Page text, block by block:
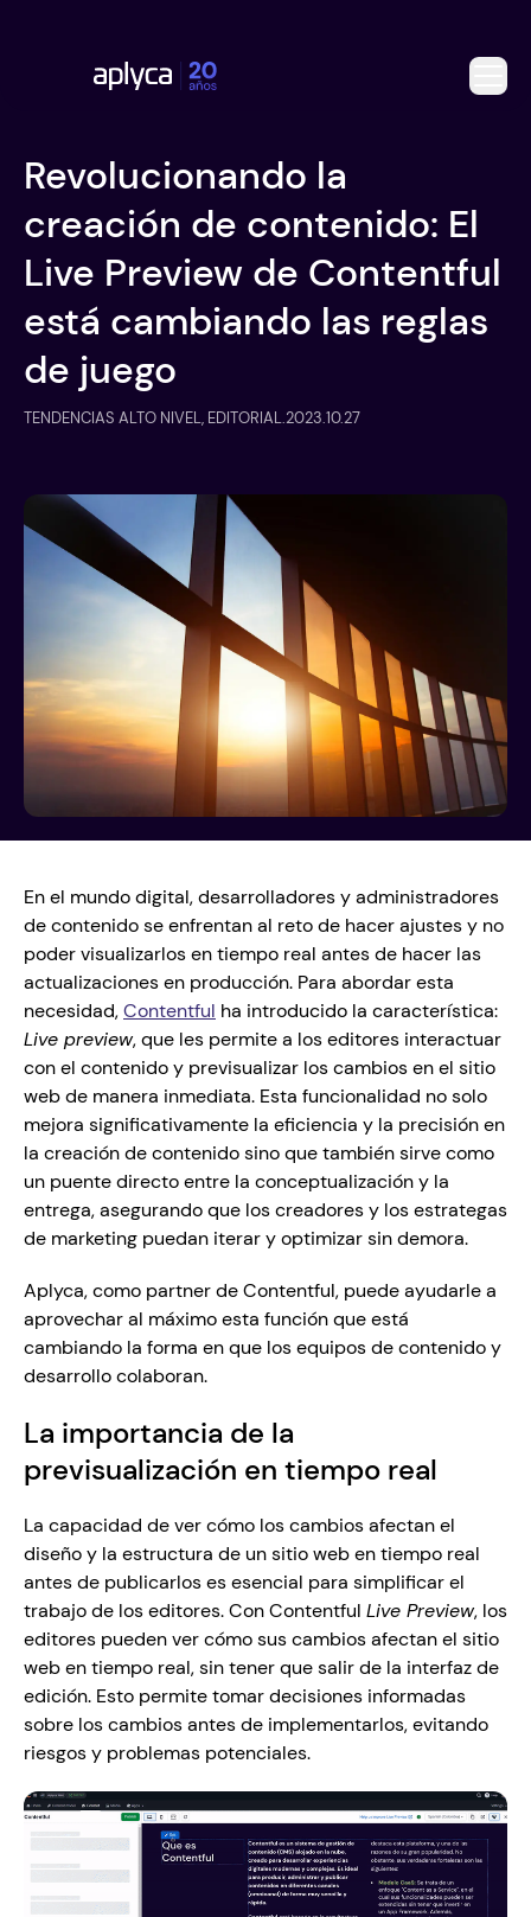
Revolucionando la
creación de contenido: El
Live Preview de Contentful
está cambiando las reglas
de juego
TENDENCIAS ALTO NIVEL, EDITORIAL.2023.10.27
En el mundo digital, desarrolladores y administradores
de contenido se enfrentan al reto de hacer ajustes y no
poder visualizarlos en tiempo real antes de hacer las
actualizaciones en producción. Para abordar esta
necesidad, Contentful
Live preview, que les permite a los editores interactuar
con el contenido y previsualizar los cambios en el sitio
web de manera inmediata. Esta funcionalidad no solo
mejora significativamente la eficiencia y la precisión en
la creación de contenido sino que también sirve como
un puente directo entre la conceptualización y la
entrega, asegurando que los creadores y los estrategas
de marketing puedan iterar y optimizar sin demora.
Aplyca, como partner de Contentful, puede ayudarle a
aprovechar al máximo esta función que está
cambiando la forma en que los equipos de contenido y
desarrollo colaboran.
La importancia de la
previsualización en tiempo real
La capacidad de ver cómo los cambios afectan el
diseño y la estructura de un sitio web en tiempo real
antes de publicarlos es esencial para simplificar el
trabajo de los editores. Con Contentful Live Preview, los
editores pueden ver cómo sus cambios afectan el sitio
web en tiempo real, sin tener que salir de la interfaz de
edición. Esto permite tomar decisiones informadas
sobre los cambios antes de implementarlos, evitando
riesgos y problemas potenciales.